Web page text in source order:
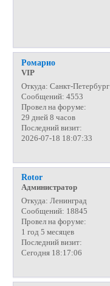
Ромарио
VIP
Откуда: Санкт-Петербург
Сообщений: 4553
Провел на форуме:
29 дней 8 часов
Последний визит:
2026-07-18 18:07:33
Rotor
Администратор
Откуда: Ленинград
Сообщений: 18845
Провел на форуме:
1 год 5 месяцев
Последний визит:
Сегодня 18:17:06